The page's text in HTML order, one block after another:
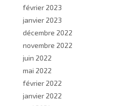
février 2023
janvier 2023
décembre 2022
novembre 2022
juin 2022
mai 2022
février 2022
janvier 2022